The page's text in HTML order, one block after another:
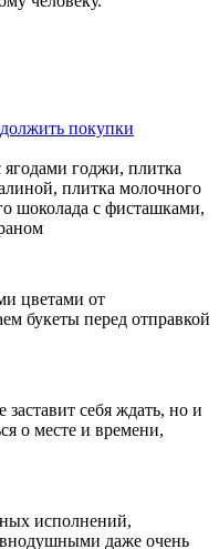
покупки
ягодами годжи, плитка
плитка молочного
шоколада с фисташками,
цветами от
букеты перед отправкой
себя ждать, но и
о месте и времени,
исполнений,
даже очень